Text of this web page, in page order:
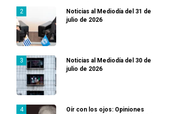
Noticias al Mediodía del 31 de
julio de 2026
Noticias al Mediodía del 30 de
julio de 2026
Oír con los ojos: Opiniones